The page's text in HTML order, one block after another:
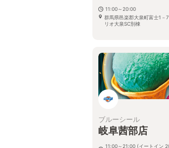
11:00～20:00
群馬県邑楽郡大泉町富士1－
リオ大泉SC別棟
ブルーシール
岐阜茜部店
11:00～21:00 (イートイン